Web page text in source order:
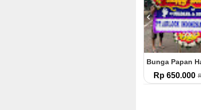
Bunga Papan Happy Wedding (HW.25)
Rp 800.000